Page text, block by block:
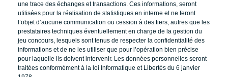
une trace des échanges et transactions. Ces informations, seront
utilisées pour la réalisation de statistiques en interne et ne feront
l’objet d’aucune communication ou cession à des tiers, autres que les
prestataires techniques éventuellement en charge de la gestion du
jeu concours, lesquels sont tenus de respecter la confidentialité des
informations et de ne les utiliser que pour l’opération bien précise
pour laquelle ils doivent intervenir. Les données personnelles seront
traitées conformément à la loi Informatique et Libertés du 6 janvier